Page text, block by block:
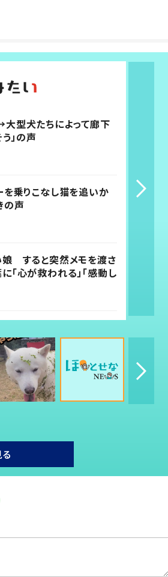
型犬たちによって廊下
」の声
を乗りこなし猫を追いか
の声
すると突然メモを渡さ
心が救われる」「感動し